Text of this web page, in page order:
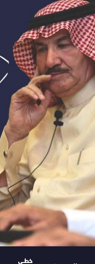
خطى